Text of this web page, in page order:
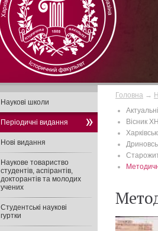
Головна →
Вісник
Наукові школи
Періодичні видання
Нові видання
Наукове товариство
студентів, аспірантів,
докторантів та молодих
учених
Студентські наукові
гуртки